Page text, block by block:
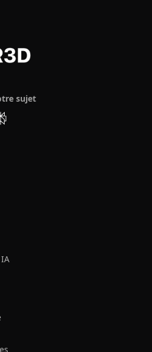
sujet